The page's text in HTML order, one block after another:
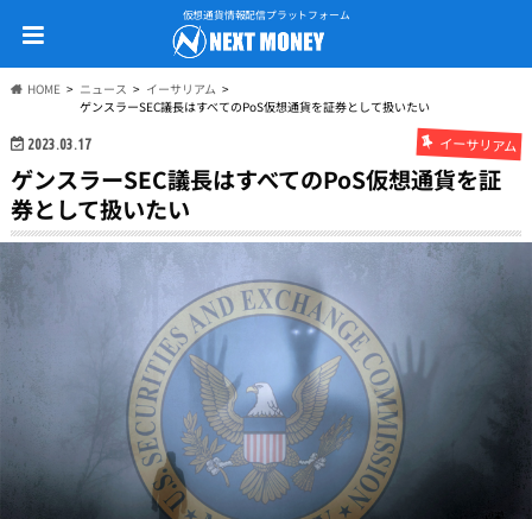
仮想通貨情報配信プラットフォーム
HOME ニュース
イーサリアム
ゲンスラーSEC議長はすべてのPoS仮想通貨を証券として扱いたい
2023.03.17 イーサリアム
ゲンスラーSEC議長はすべてのPoS仮想通貨を証
券として扱いたい